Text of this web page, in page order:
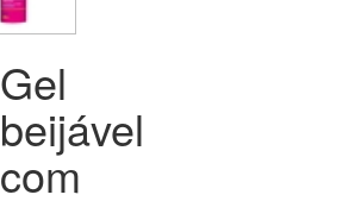
Gel
beijável
com